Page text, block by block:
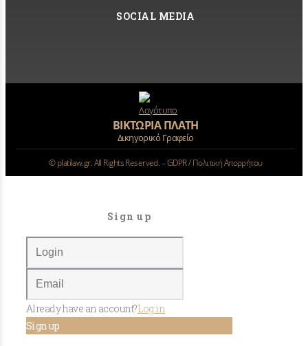
SOCIAL MEDIA
ΒΙΚΤΩΡΙΑ ΠΛΑΤΗ
Δικηγορικό Γραφείο
©platilaw.gr. All Rights Reserved. –GDPR / Πολιτική Απορρήτου
Sign up
Already have an account?Log in
Sign up